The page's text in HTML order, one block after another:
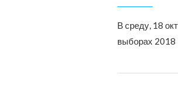
В среду, 18
выборах